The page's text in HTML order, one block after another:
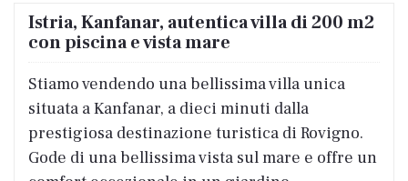
Istria, Kanfanar, autentica villa di 200 m2
con piscina e vista mare
Stiamo vendendo una bellissima villa unica
situata a Kanfanar, a dieci minuti dalla
prestigiosa destinazione turistica di Rovigno.
Gode ​​di una bellissima vista sul mare e offre un